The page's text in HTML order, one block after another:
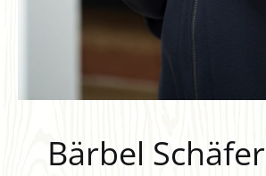
Bärbel Schäfer